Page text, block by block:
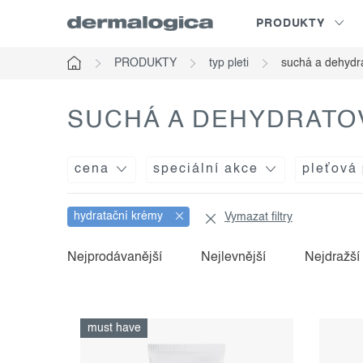
PRODUKTY
PRODUKTY typ pleti suchá a
SUCHÁ A
cena speciální akce pleťová
hydratační krémy Vymazat filtry
Nejprodávanější Nejlevnější Nejdražší
must have